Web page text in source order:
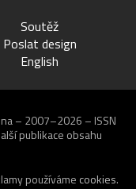
Soutěž
Poslat design
English
– 2007–2026 – ISSN
publikace obsahu
používáme cookies.